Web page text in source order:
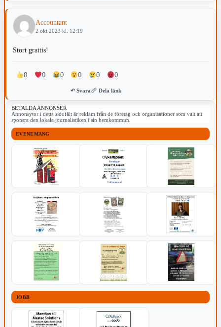
Accountant
2 okt 2023 kl. 12:19
Stort grattis!
0 0 0 0 0 0
↶ Svara Dela länk
BETALDA ANNONSER
Annonsytor i detta sidofält är reklam från de företag och organisationer som valt att
sponsra den lokala journalistiken i sin hemkommun.
EVENEMANG
JOBB